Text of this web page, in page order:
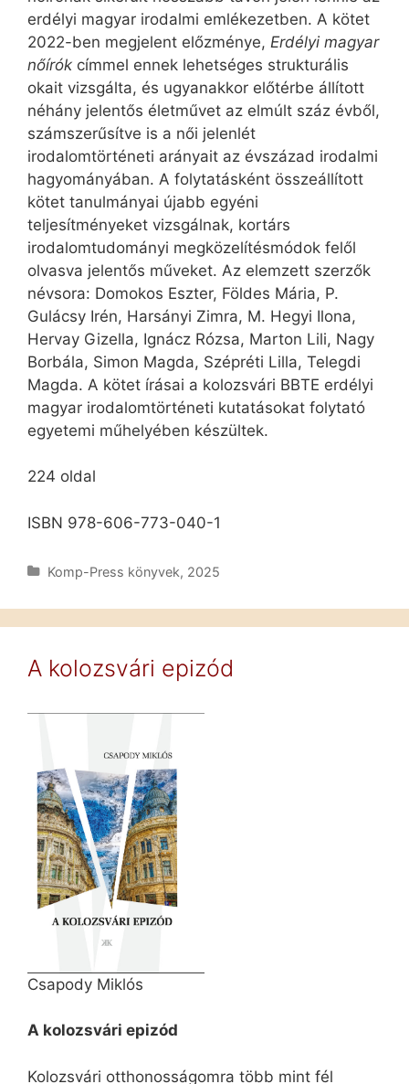
erdélyi magyar irodalmi emlékezetben. A kötet
2022-ben megjelent előzménye, Erdélyi magyar
nőírók címmel ennek lehetséges strukturális
okait vizsgálta, és ugyanakkor előtérbe állított
néhány jelentős életművet az elmúlt száz évből,
számszerűsítve is a női jelenlét
irodalomtörténeti arányait az évszázad irodalmi
hagyományában. A folytatásként összeállított
kötet tanulmányai újabb egyéni
teljesítményeket vizsgálnak, kortárs
irodalomtudományi megközelítésmódok felől
olvasva jelentős műveket. Az elemzett szerzők
névsora: Domokos Eszter, Földes Mária, P.
Gulácsy Irén, Harsányi Zimra, M. Hegyi Ilona,
Hervay Gizella, Ignácz Rózsa, Marton Lili, Nagy
Borbála, Simon Magda, Szépréti Lilla, Telegdi
Magda. A kötet írásai a kolozsvári BBTE erdélyi
magyar irodalomtörténeti kutatásokat folytató
egyetemi műhelyében készültek.
224 oldal
ISBN 978-606-773-040-1
Kategória
Komp-Press könyvek, 2025
A kolozsvári epizód
Csapody Miklós
A kolozsvári epizód
Kolozsvári otthonosságomra több mint fél